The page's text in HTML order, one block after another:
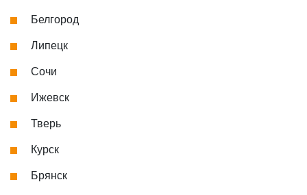
Белгород
Липецк
Сочи
Ижевск
Тверь
Курск
Брянск